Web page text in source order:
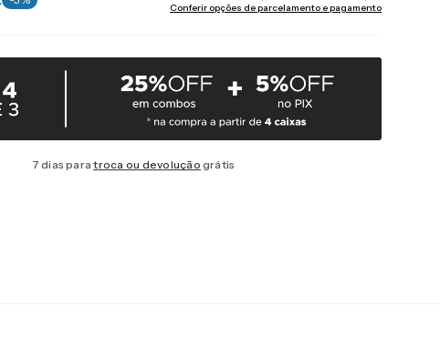
Conferir opções de parcelamento e pagamento
7 dias paratroca ou devolução grátis